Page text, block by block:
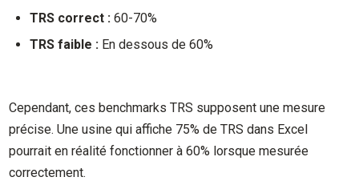
TRS correct :60-70%
TRS faible : En dessous de 60%
Cependant, ces benchmarks TRS supposent une mesure
précise. Une usine qui affiche 75% de TRS dans Excel
pourrait en réalité fonctionner à 60% lorsque mesurée
correctement.